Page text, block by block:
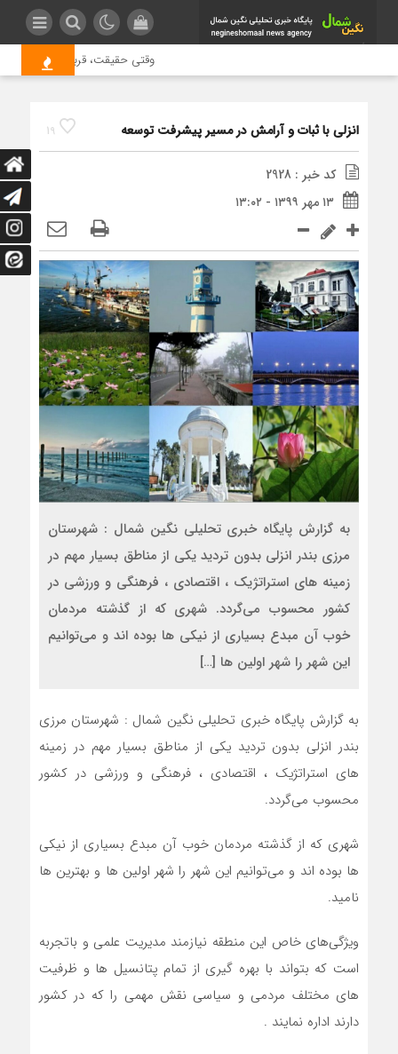
وقتی حقیقت، قربانی بازدید
19 انزلی با ثبات و آرامش در مسیر پیشرفت توسعه
کد خبر : 2928
۱۳ مهر ۱۳۹۹ - ۱۳:۰۲
به گزارش پایگاه خبری تحلیلی نگین شمال : شهرستان
مرزی بندر انزلی بدون تردید یکی از مناطق بسیار مهم در
زمینه های استراتژیک ، اقتصادی ، فرهنگی و ورزشی در
کشور محسوب می‌گردد. شهری که از گذشته مردمان
خوب آن مبدع بسیاری از نیکی ها بوده اند و می‌توانیم
این شهر را شهر اولین ها […]
به گزارش پایگاه خبری تحلیلی نگین شمال : شهرستان مرزی
بندر انزلی بدون تردید یکی از مناطق بسیار مهم در زمینه
های استراتژیک ، اقتصادی ، فرهنگی و ورزشی در کشور
محسوب می‌گردد.
شهری که از گذشته مردمان خوب آن مبدع بسیاری از نیکی
ها بوده اند و می‌توانیم این شهر را شهر اولین ها و بهترین ها
نامید.
ویژگی‌های خاص این منطقه نیازمند مدیریت علمی و باتجربه
است که بتواند با بهره گیری از تمام پتانسیل ها و ظرفیت
های مختلف مردمی و سیاسی نقش مهمی را که در کشور
دارند اداره نمایند .